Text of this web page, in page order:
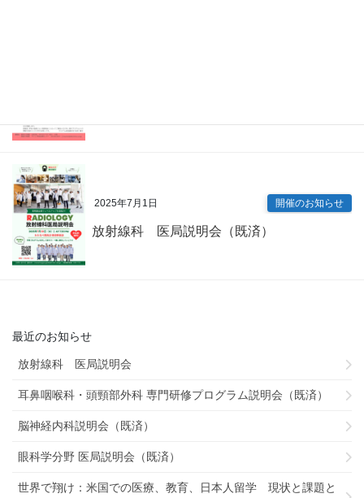
2025年7月1日 開催のお知らせ
放射線科 医局説明会（既済）
最近のお知らせ
放射線科 医局説明会
耳鼻咽喉科・頭頸部外科 専門研修プログラム説明会（既済）
脳神経内科説明会（既済）
眼科学分野 医局説明会（既済）
世界で翔け：米国での医療、教育、日本人留学 現状と課題と